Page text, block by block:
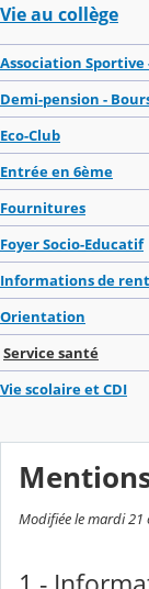
Vie au collège
Association Sportive
Demi-pension -
Eco-Club
Entrée en 6ème
Fournitures
Foyer Socio-Educatif
Informations de
Orientation
Service santé
Vie scolaire et CDI
Modifiée le mardi 21